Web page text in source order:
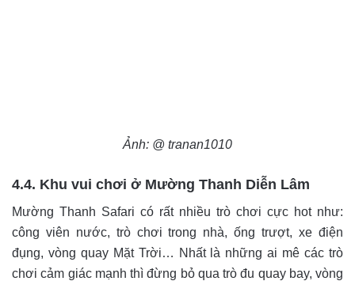
Ảnh: @ tranan1010
4.4. Khu vui chơi ở Mường Thanh Diễn Lâm
Mường Thanh Safari có rất nhiều trò chơi cực hot như:
công viên nước, trò chơi trong nhà, ống trượt, xe điện
đụng, vòng quay Mặt Trời… Nhất là những ai mê các trò
chơi cảm giác mạnh thì đừng bỏ qua trò đu quay bay, vòng